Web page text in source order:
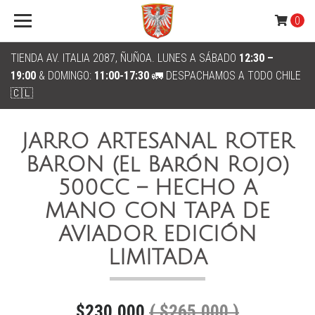
TIENDA AV. ITALIA 2087, ÑUÑOA. LUNES A SÁBADO 12:30 –
19:00 & DOMINGO: 11:00-17:30 🚛 DESPACHAMOS A TODO CHILE
🇨🇱
0
JARRO ARTESANAL ROTER
BARON (El Barón Rojo)
500CC – HECHO A
MANO CON TAPA DE
AVIADOR EDICIÓN
LIMITADA